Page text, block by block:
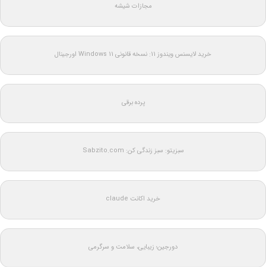
مجازات شیشه
خرید لایسنس ویندوز 11: نسخه قانونی Windows 11 اورجینال
پرده برقی
سبزیتو: سبز زندگی کن: Sabzito.com
خرید اکانت claude
دورجین؛ زیبایی، سلامت و سرگرمی